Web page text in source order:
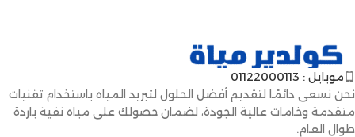
موبايل : 01122000113
نحن نسعى دائمًا لتقديم أفضل الحلول لتبريد المياه باستخدام تقنيات
متقدمة وخامات عالية الجودة، لضمان حصولك على مياه نقية باردة
طوال العام.